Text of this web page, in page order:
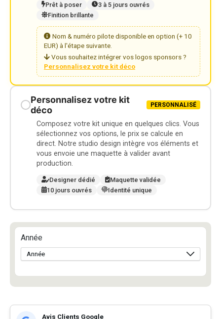
Prêt à poser
3 à 5 jours ouvrés
Finition brillante
Nom & numéro pilote disponible en option (+ 10
EUR) à l'étape suivante.
Vous souhaitez intégrer vos logos sponsors ?
Personnalisez votre kit déco
Personnalisez votre kit
déco
PERSONNALISÉ
Composez votre kit unique en quelques clics. Vous
sélectionnez vos options, le prix se calcule en
direct. Notre studio design intègre vos éléments et
vous envoie une maquette à valider avant
production.
Designer dédié
Maquette validée
10 jours ouvrés
Identité unique
Année
Avis Clients Google